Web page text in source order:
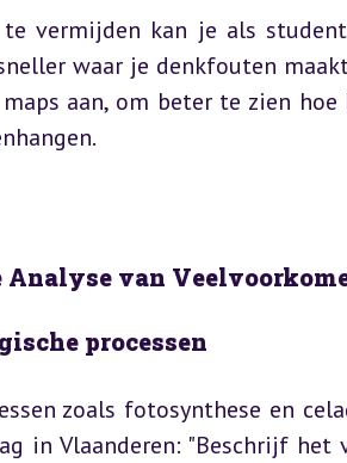
vermijden kan je als student
waar je denkfouten
aan, om beter te zien hoe
Analyse van
processen
zoals fotosynthese en
in Vlaanderen: "Beschrijf